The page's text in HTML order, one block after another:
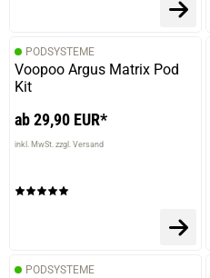
PODSYSTEME
Voopoo Argus Matrix Pod
Kit
ab 29,90 EUR*
inkl. MwSt. zzgl. Versand
PODSYSTEME